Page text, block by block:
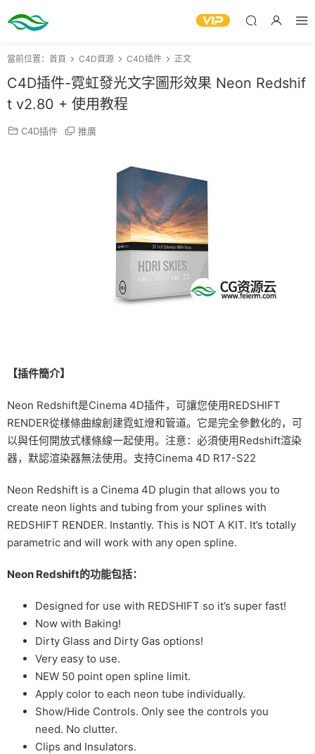
當前位置： 首頁 C4D資源 C4D插件 正文
C4D插件-霓虹發光文字圖形效果 Neon Redshif
t v2.80 + 使用教程
C4D插件 推廣
【插件簡介】
Neon Redshift是Cinema 4D插件，可讓您使用REDSHIFT
RENDER從樣條曲線創建霓虹燈和管道。它是完全參數化的，可
以與任何開放式樣條線一起使用。注意：必須使用Redshift渲染
器，默認渲染器無法使用。支持Cinema 4D R17-S22
Neon Redshift is a Cinema 4D plugin that allows you to
create neon lights and tubing from your splines with
REDSHIFT RENDER. Instantly. This is NOT A KIT. It’s totally
parametric and will work with any open spline.
Neon Redshift的功能包括：
Designed for use with REDSHIFT so it’s super fast!
Now with Baking!
Dirty Glass and Dirty Gas options!
Very easy to use.
NEW 50 point open spline limit.
Apply color to each neon tube individually.
Show/Hide Controls. Only see the controls you
need. No clutter.
Clips and Insulators.